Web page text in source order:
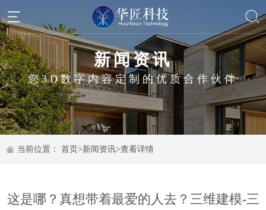
新闻资讯
您3D数字内容定制的优质合作伙伴
当前位置： 首页>新闻资讯>查看详情
这是哪？真想带着最爱的人去？三维建模-三